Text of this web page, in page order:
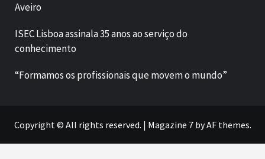
Aveiro
ISEC Lisboa assinala 35 anos ao serviço do
conhecimento
“Formamos os profissionais que movem o mundo”
Copyright © All rights reserved. | Magazine 7by AF themes.